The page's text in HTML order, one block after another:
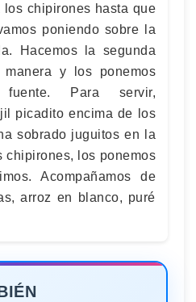
los chipirones hasta que
poniendo sobre la
Hacemos la segunda
y los ponemos
Para servir,
picadito encima de los
sobrado juguitos en la
chipirones, los ponemos
Acompañamos de
arroz en blanco, puré